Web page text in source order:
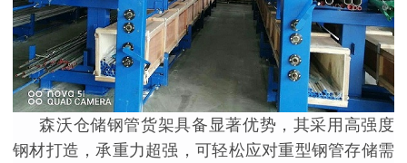
森沃仓储钢管货架具备显著优势，其采用高强度
钢材打造，承重力超强，可轻松应对重型钢管存储需